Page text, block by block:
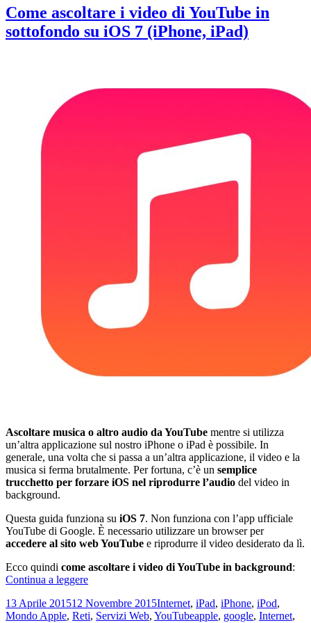
Come ascoltare i video di YouTube in
sottofondo su iOS 7 (iPhone, iPad)
Ascoltare musica o altro audio da YouTube mentre si utilizza
un’altra applicazione sul nostro iPhone o iPad è possibile. In
generale, una volta che si passa a un’altra applicazione, il video e la
musica si ferma brutalmente. Per fortuna, c’è un semplice
trucchetto per forzare iOS nel riprodurre l’audio del video in
background.
Questa guida funziona su iOS 7. Non funziona con l’app ufficiale
YouTube di Google. È necessario utilizzare un browser per
accedere al sito web YouTube e riprodurre il video desiderato da lì.
Ecco quindi come ascoltare i video di YouTube in background:
Continua a leggereCome
i
video
Scritto
il
13 Aprile 201512 Novembre 2015Categorie
Internet, iPad, iPhone, iPod,
Mondo Apple, Reti, Servizi Web, YouTubeTag
apple, google, Internet,